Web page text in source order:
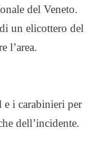
del Veneto.
un elicottero del
l’area.
e i carabinieri per
dell’incidente.